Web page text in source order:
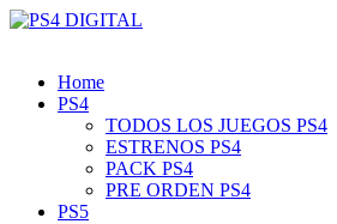
Home
PS4
TODOS LOS JUEGOS PS4
ESTRENOS PS4
PACK PS4
PRE ORDEN PS4
PS5